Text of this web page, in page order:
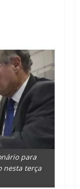
para
nesta terça